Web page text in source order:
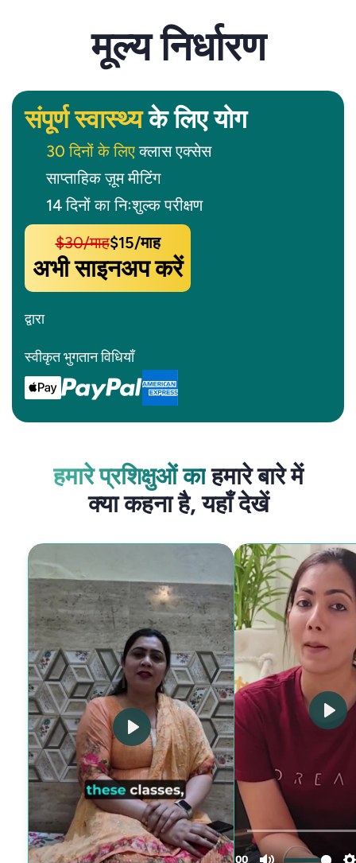
मूल्य निर्धारण
संपूर्ण स्वास्थ्यके लिए योग
30 दिनों के लिएक्लास एक्सेस
साप्ताहिक ज़ूम मीटिंग
14 दिनों का निःशुल्क परीक्षण
$30/माह$15/माह
अभी साइनअप करें
द्वारा
स्वीकृत भुगतान विधियाँ
हमारे प्रशिक्षुओं काहमारे बारे में
क्या कहना है, यहाँ देखें